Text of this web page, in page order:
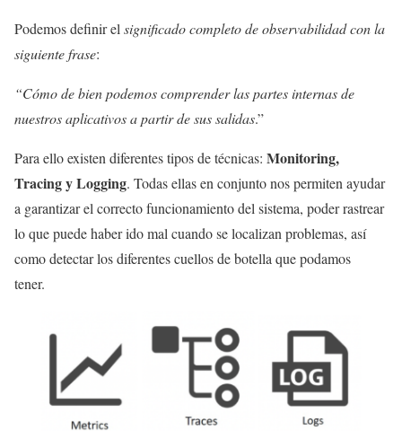
Podemos definir el significado completo de observabilidad con la
siguiente frase:
“Cómo de bien podemos comprender las partes internas de
nuestros aplicativos a partir de sus salidas.”
Para ello existen diferentes tipos de técnicas: Monitoring,
Tracing y Logging. Todas ellas en conjunto nos permiten ayudar
a garantizar el correcto funcionamiento del sistema, poder rastrear
lo que puede haber ido mal cuando se localizan problemas, así
como detectar los diferentes cuellos de botella que podamos
tener.